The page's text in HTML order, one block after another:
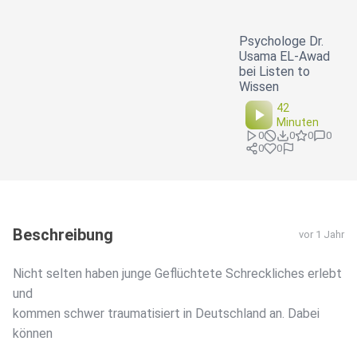
Psychologe Dr.
Usama EL-Awad
bei Listen to
Wissen
42
Minuten
0 0 0
0
0
0
Beschreibung vor 1 Jahr
Nicht selten haben junge Geflüchtete Schreckliches erlebt
und
kommen schwer traumatisiert in Deutschland an. Dabei
können